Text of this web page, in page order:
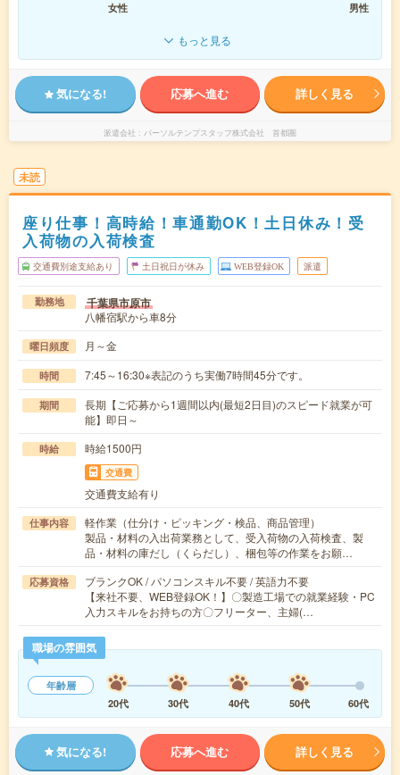
女性
男性
もっと見る
気になる! 応募へ進む 詳しく見る
派遣会社 パーソルテンプスタッフ株式会社 首都圏
未読
座り仕事！高時給！車通勤OK！土日休み！受
入荷物の入荷検査
交通費別途支給あり 土日祝日が休み WEB登録OK 派遣
勤務地 千葉県市原市
八幡宿駅から車8分
曜日頻度 月～金
時間 7:45～16:30※表記のうち実働7時間45分です。
期間
長期【ご応募から1週間以内(最短2日目)のスピード就業が可
能】即日～
時給 時給1500円
交通費
交通費支給有り
仕事内容
軽作業（仕分け・ピッキング・検品、商品管理）
製品・材料の入出荷業務として、受入荷物の入荷検査、製
品・材料の庫だし（くらだし）、梱包等の作業をお願…
応募資格
ブランクOK / パソコンスキル不要 / 英語力不要
【来社不要、WEB登録OK！】〇製造工場での就業経験・PC
入力スキルをお持ちの方〇フリーター、主婦(…
職場の雰囲気
年齢層
20代
30代 40代 50代 60代
気になる! 応募へ進む 詳しく見る